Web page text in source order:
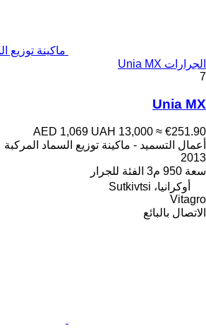
ماكينة توزيع
الجرارات Unia MX
7
Unia MX
AED 1,069 UAH 13,000 ≈ €251.90
أعمال التسميد - ماكينة توزيع السماد
2013
سعة 950 م3 الفئة للجرار
أوكرانيا، Sutkivtsi
Vitagro
الاتصال بالبائع